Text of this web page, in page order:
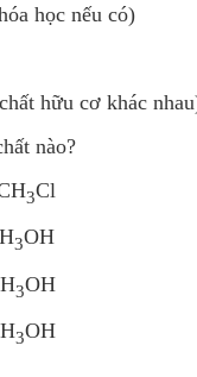
học nếu có)
hữu cơ khác
nào?
3Cl
3OH
3OH
3OH